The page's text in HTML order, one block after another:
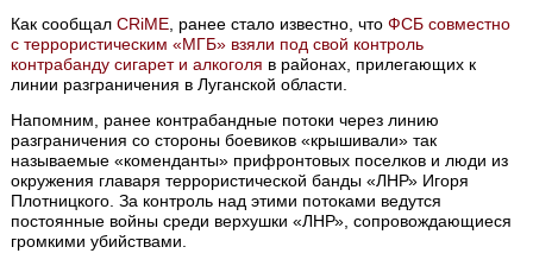
Как сообщалCRiMЕ, ранее стало известно, чтоФСБ совместно
с террористическим «МГБ» взяли под свой контроль
контрабанду сигарет и алкоголя в районах, прилегающих к
линии разграничения в Луганской области.
Напомним, ранее контрабандные потоки через линию
разграничения со стороны боевиков «крышивали» так
называемые «коменданты» прифронтовых поселков и люди из
окружения главаря террористической банды «ЛНР» Игоря
Плотницкого. За контроль над этими потоками ведутся
постоянные войны среди верхушки «ЛНР», сопровождающиеся
громкими убийствами.